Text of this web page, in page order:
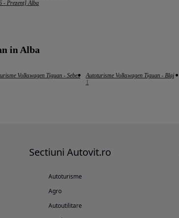
- Prezent] Alba
in Alba
Volkswagen Tiguan - Sebes
Autoturisme Volkswagen Tiguan - Blaj
1
Sectiuni Autovit.ro
Autoturisme
Agro
Autoutilitare